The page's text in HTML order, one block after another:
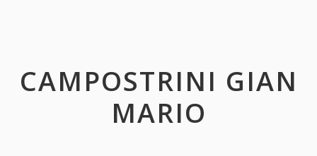
CAMPOSTRINI GIAN
MARIO